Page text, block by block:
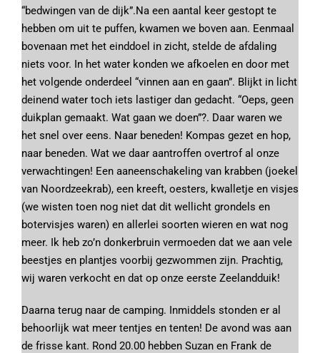
“bedwingen van de dijk”.Na een aantal keer gestopt te
hebben om uit te puffen, kwamen we boven aan. Eenmaal
bovenaan met het einddoel in zicht, stelde de afdaling
niets voor. In het water konden we afkoelen en door met
het volgende onderdeel “vinnen aan en gaan”. Blijkt in licht
deinend water toch iets lastiger dan gedacht. “Oeps, geen
duikplan gemaakt. Wat gaan we doen”?. Daar waren we
het snel over eens. Naar beneden! Kompas gezet en hop,
naar beneden. Wat we daar aantroffen overtrof al onze
verwachtingen! Een aaneenschakeling van krabben (joekel
van Noordzeekrab), een kreeft, oesters, kwalletje en visjes
(we wisten toen nog niet dat dit wellicht grondels en
botervisjes waren) en allerlei soorten wieren en wat nog
meer. Ik heb zo’n donkerbruin vermoeden dat we aan vele
beestjes en plantjes voorbij gezwommen zijn. Prachtig,
wij waren verkocht en dat op onze eerste Zeelandduik!
Daarna terug naar de camping. Inmiddels stonden er al
behoorlijk wat meer tentjes en tenten! De avond was aan
de frisse kant. Rond 20.00 hebben Suzan en Frank de